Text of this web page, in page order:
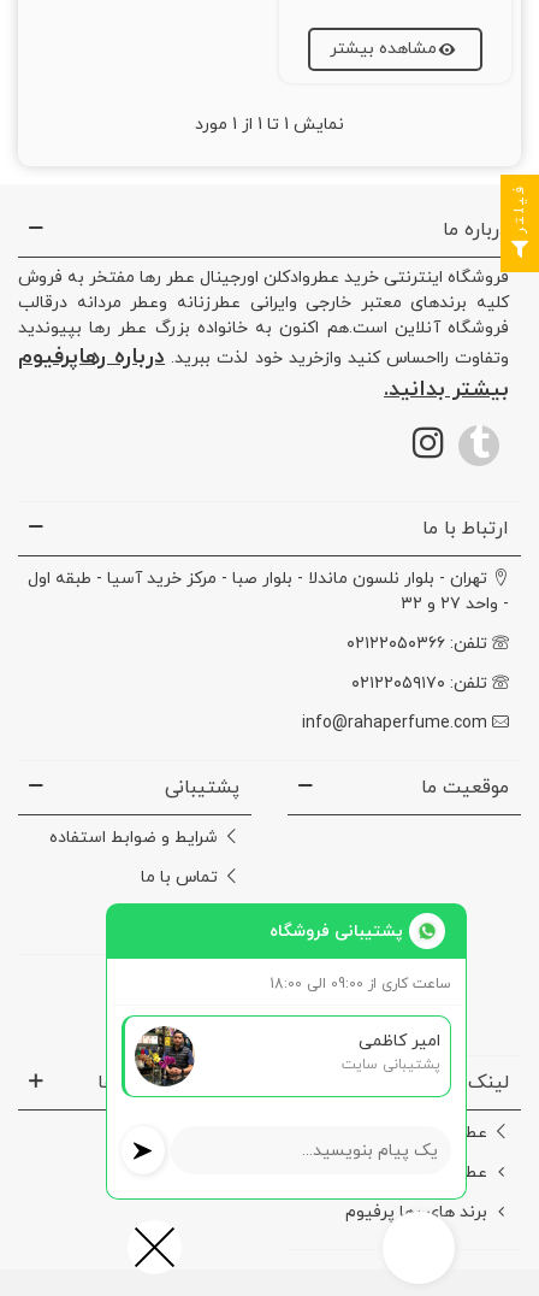
مشاهده بیشتر
نمایش 1 تا 1 از 1 مورد
درباره ما
فروشگاه اینترنتی خرید عطروادکلن اورجینال عطر رها مفتخر به فروش
کلیه برندهای معتبر خارجی وایرانی عطرزنانه وعطر مردانه درقالب
فروشگاه آنلاین است.هم اکنون به خانواده بزرگ عطر رها بپیوندید
وتفاوت رااحساس کنید وازخرید خود لذت ببرید. درباره رهاپرفیوم
بیشتر بدانید.
ارتباط با ما
تهران - بلوار نلسون ماندلا - بلوار صبا - مرکز خرید آسیا - طبقه اول
- واحد ۲۷ و ۳۲
تلفن: ۰۲۱۲۲۰۵۰۳۶۶
تلفن: ۰۲۱۲۲۰۵۹۱۷۰
info@rahaperfume.com
موقعیت ما پشتیبانی
شرایط و ضوابط استفاده
تماس با ما
لینک ها مفید
عطر مردانه
عطر زنانه
برند های رها پرفیوم
نماد ها و مجوز ها
پشتیبانی فروشگاه
ساعت کاری از 09:00 الی 18:00
امیر کاظمی
پشتیبانی سایت
فیلتر